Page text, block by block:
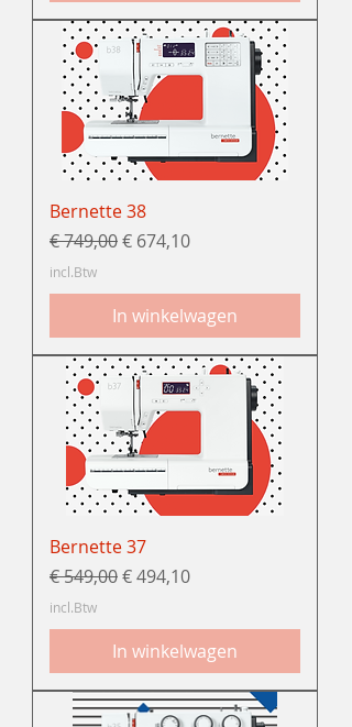
Bernette 38
Normale prijs
€ 749,00Verkoopprijs
€ 674,10
incl.Btw
In winkelwagen
Bernette 37
Normale prijs
€ 549,00Verkoopprijs
€ 494,10
incl.Btw
In winkelwagen